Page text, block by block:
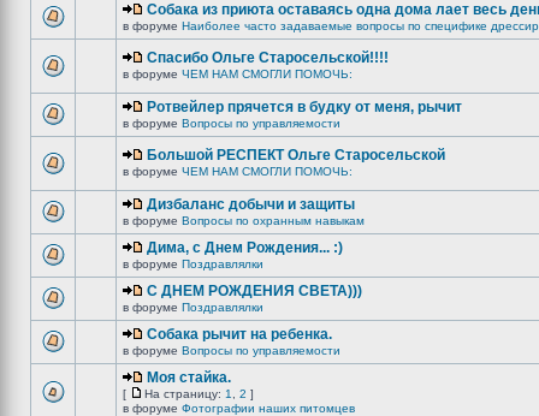
Собака из приюта оставаясь одна дома лает весь
в форуме Наиболее часто задаваемые вопросы по специфике
Спасибо Ольге Старосельской!!!!
в форуме ЧЕМ НАМ СМОГЛИ ПОМОЧЬ:
Ротвейлер прячется в будку от меня, рычит
в форуме Вопросы по управляемости
Большой РЕСПЕКТ Ольге Старосельской
в форуме ЧЕМ НАМ СМОГЛИ ПОМОЧЬ:
Дизбаланс добычи и защиты
в форуме Вопросы по охранным навыкам
Дима, с Днем Рождения... :)
в форуме Поздравлялки
C ДНЕМ РОЖДЕНИЯ СВЕТА)))
в форуме Поздравлялки
Собака рычит на ребенка.
в форуме Вопросы по управляемости
Моя стайка.
[ На страницу: 1 2 ]
в форуме Фотографии наших питомцев